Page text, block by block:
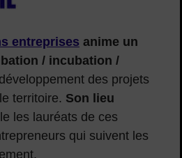
entreprises anime un
/ incubation /
des projets
territoire. Son lieu
les lauréats de ces
qui suivent les